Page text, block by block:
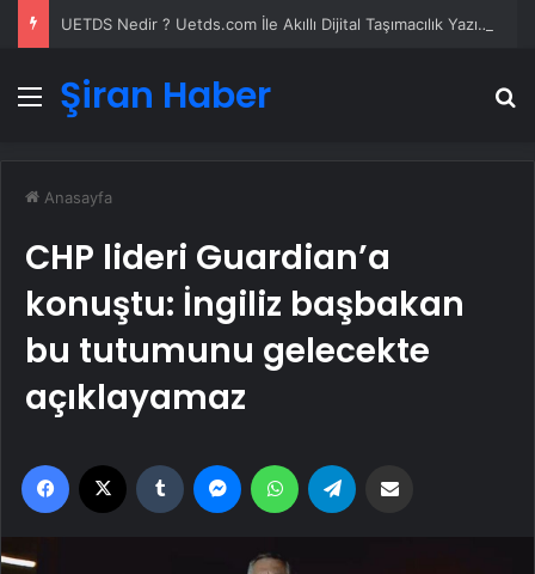
UETDS Nedir ? Uetds.com İle Akıllı Dijital Taşımacılık Yazılımı
Menü
Şiran Haber
Anasayfa
CHP lideri Guardian’a
konuştu: İngiliz başbakan
bu tutumunu gelecekte
açıklayamaz
Facebook Tumblr MessengerWhatsApp